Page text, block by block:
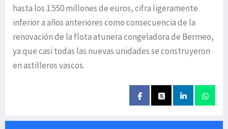
hasta los 1.550 millones de euros, cifra ligeramente
inferior a años anteriores como consecuencia de la
renovación de la flota atunera congeladora de Bermeo,
ya que casi todas las nuevas unidades se construyeron
en astilleros vascos.